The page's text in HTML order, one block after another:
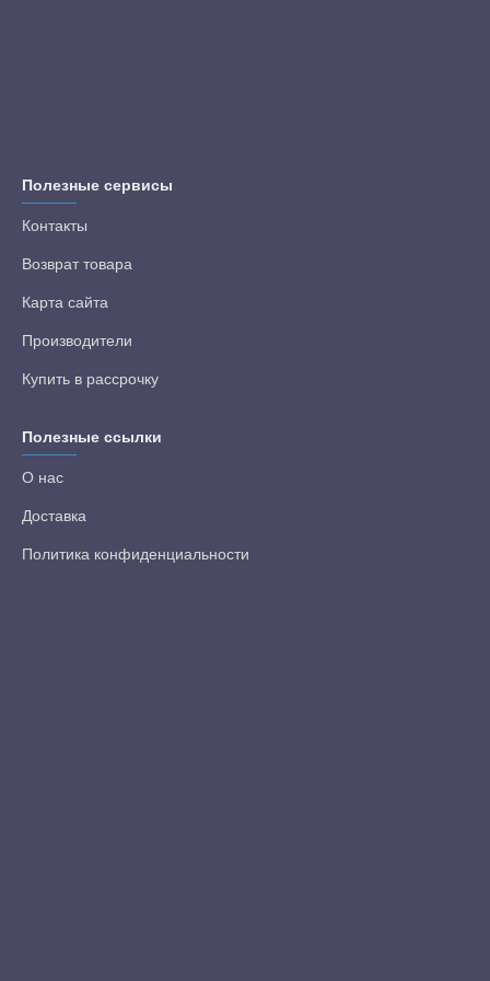
Полезные сервисы
Контакты
Возврат товара
Карта сайта
Производители
Купить в рассрочку
Полезные ссылки
О нас
Доставка
Политика конфиденциальности